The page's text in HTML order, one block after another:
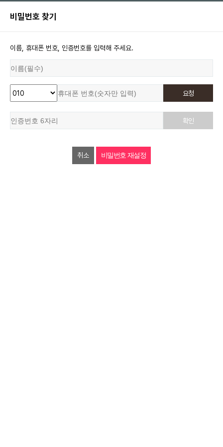
비밀번호 찾기
이름, 휴대폰 번호, 인증번호를 입력해 주세요.
요청
확인
취소